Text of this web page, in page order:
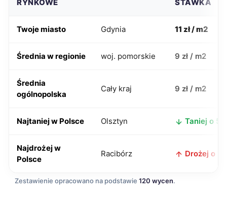
RYNKOWE STAWKA
Twoje miasto Gdynia 11 zł / m2
Średnia w regionie woj. pomorskie 9 zł / m2
Średnia
ogólnopolska
Cały kraj 9 zł / m2
Najtaniej w Polsce Olsztyn Taniej o 5
Najdrożej w
Polsce
Racibórz Drożej o 1
Zestawienie opracowano na podstawie 120 wycen.